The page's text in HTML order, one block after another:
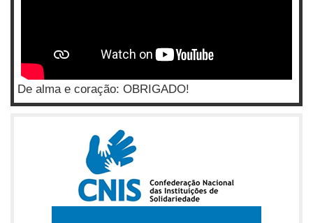
De alma e coração: OBRIGADO!